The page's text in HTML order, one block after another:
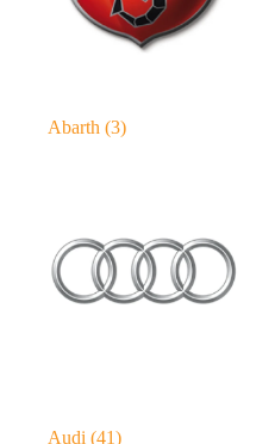
Abarth (3)
Audi (41)